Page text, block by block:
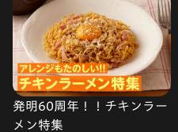
発明60周年！！チキンラー
メン特集